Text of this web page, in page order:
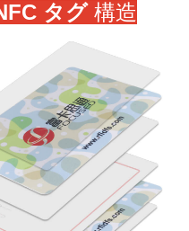
タグ 構造